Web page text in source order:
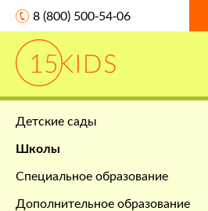
8 (800) 500-54-06
Детские сады
Школы
Специальное образование
Дополнительное образование